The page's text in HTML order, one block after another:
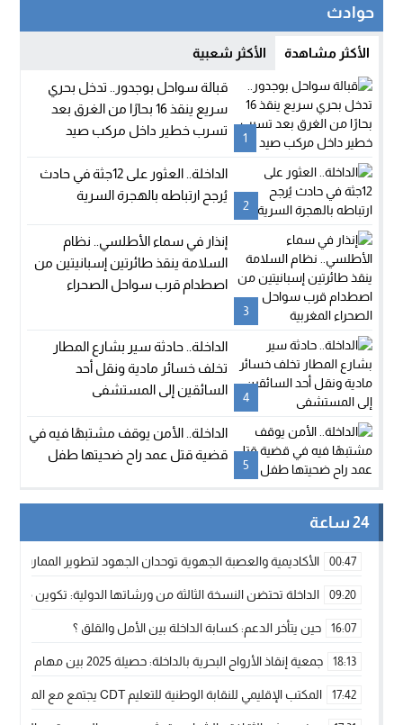
حوادث
الأكثر مشاهدة الأكثر شعبية
1
قبالة سواحل بوجدور.. تدخل بحري
سريع ينقذ 16 بحارًا من الغرق بعد
تسرب خطير داخل مركب صيد
2
الداخلة.. العثور على 12جثة في حادث
يُرجح ارتباطه بالهجرة السرية
3
إنذار في سماء الأطلسي.. نظام
السلامة ينقذ طائرتين إسبانيتين من
اصطدام قرب سواحل الصحراء
4
الداخلة.. حادثة سير بشارع المطار
تخلف خسائر مادية ونقل أحد
السائقين إلى المستشفى
5
الداخلة.. الأمن يوقف مشتبهًا فيه في
قضية قتل عمد راح ضحيتها طفل
24 ساعة
00:47 الأكاديمية والعصبة الجهوية توحدان الجهود لتطوير الممارسة
09:20 الداخلة تحتضن النسخة الثالثة من ورشاتها الدولية: تكوين
16:07 حين يتأخر الدعم: كسابة الداخلة بين الأمل والقلق ؟
18:13 جمعية إنقاذ الأرواح البحرية بالداخلة: حصيلة 2025 بين مهام الإنقاذ ومشروع “دار البحار”
17:42 المكتب الإقليمي للنقابة الوطنية للتعليم CDT يجتمع مع المدير الإقليمي لمناقشة ملفات جوهرية لنساء ورجال التعليم